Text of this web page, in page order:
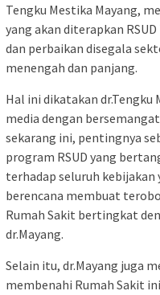
Tengku Mestika Mayang,
yang akan diterapkan
dan perbaikan disegala
menengah dan panjang.
Hal ini dikatakan dr.Tengku
media dengan
sekarang ini, pentingnya
program RSUD yang
terhadap seluruh kebijakan
berencana membuat
Rumah Sakit bertingkat
dr.Mayang.
Selain itu, dr.Mayang juga
membenahi Rumah Sakit